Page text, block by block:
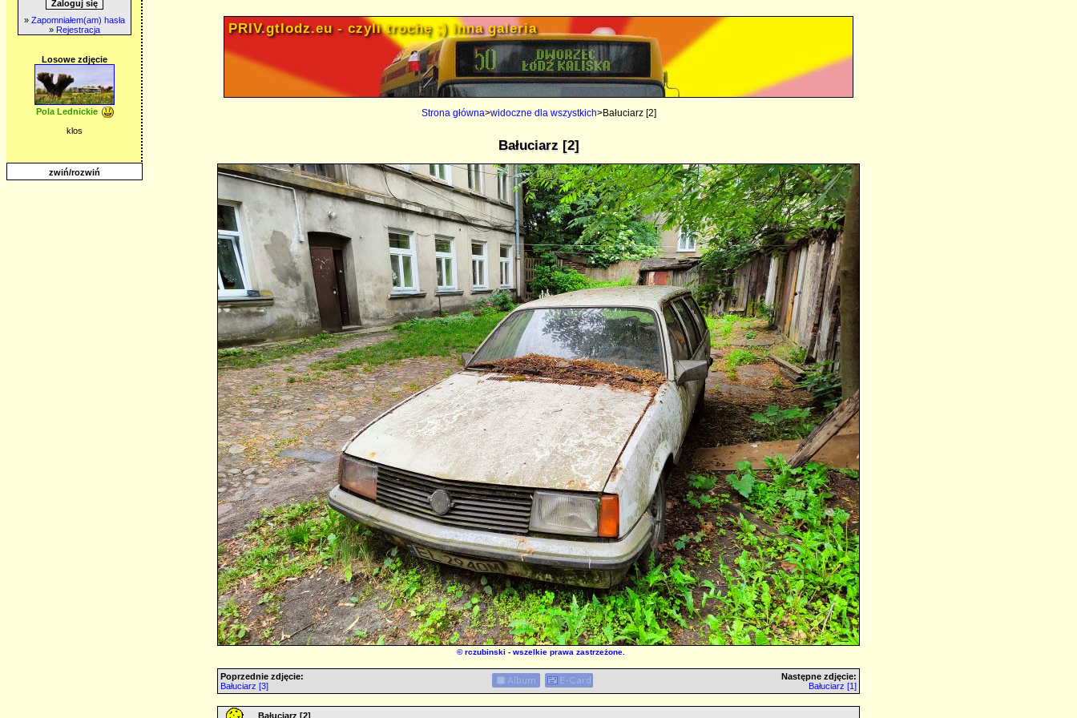
» Zapomniałem(am) hasła
» Rejestracja
Losowe zdjęcie
Pola Lednickie
klos
zwiń/rozwiń
PRIV.gtlodz.eu - czyli trochę ;) inna galeria
Strona główna>widoczne dla wszystkich>Bałuciarz [2]
Bałuciarz [2]
©rczubinski - wszelkie prawa zastrzeżone.
Poprzednie zdjęcie:
Bałuciarz [3]
Następne zdjęcie:
Bałuciarz [1]
Bałuciarz [2]